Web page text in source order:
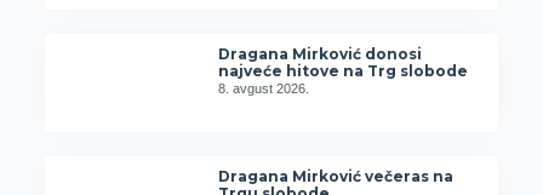
Dragana Mirković donosi
najveće hitove na Trg slobode
8. avgust 2026.
Dragana Mirković večeras na